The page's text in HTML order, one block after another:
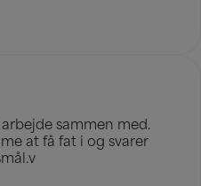
sammen med.
at få fat i og svarer